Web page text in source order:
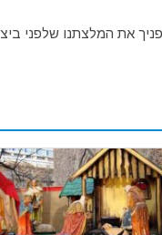
את המלצתנו שלפני